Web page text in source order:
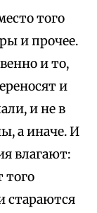
того
и прочее.
и то,
и
и не в
а иначе. И
влагают:
того
стараются